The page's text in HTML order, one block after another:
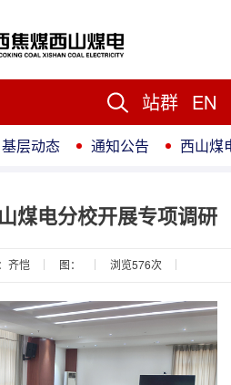
站群 EN
基层动态 通知公告 西山煤
煤电分校开展专项调研
齐恺 图： 浏览576次